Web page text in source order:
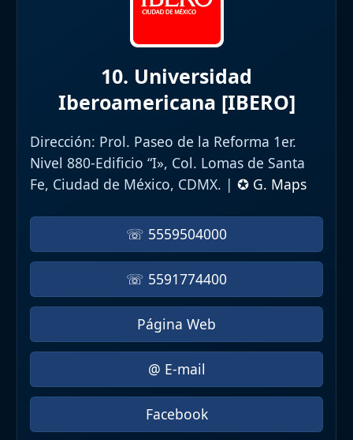
10. Universidad
Iberoamericana [IBERO]
Dirección: Prol. Paseo de la Reforma 1er.
Nivel 880-Edificio “I», Col. Lomas de Santa
Fe, Ciudad de México, CDMX. | ✪ G. Maps
☏ 5559504000
☏ 5591774400
Página Web
@ E-mail
Facebook